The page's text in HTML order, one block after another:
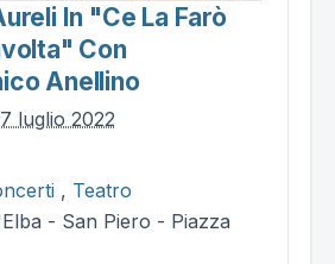
In "ce La Farò
Con
Anellino
luglio 2022
, Teatro
- San Piero - Piazza